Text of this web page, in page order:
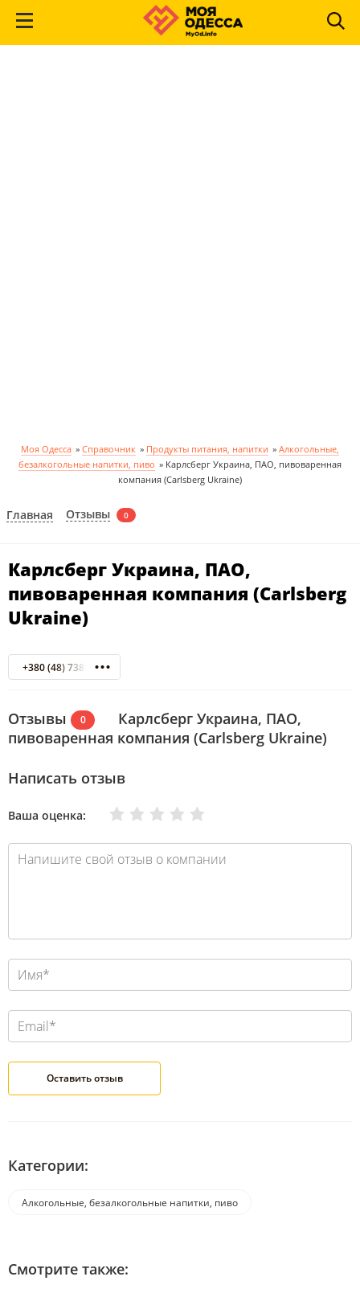
Моя Одесса » Справочник » Продукты питания, напитки » Алкогольные,
безалкогольные напитки, пиво » Карлсберг Украина, ПАО, пивоваренная
компания (Carlsberg Ukraine)
Главная Отзывы 0
Карлсберг Украина, ПАО,
пивоваренная компания (Carlsberg
Ukraine)
+380 (48) 7385771
Отзывы 0
Карлсберг Украина, ПАО,
пивоваренная компания (Carlsberg Ukraine)
Написать отзыв
Ваша оценка: Отлично
Хорошо
Нормально
Плохо
Очень плохо
Категории:
Алкогольные, безалкогольные напитки, пиво
Смотрите также: